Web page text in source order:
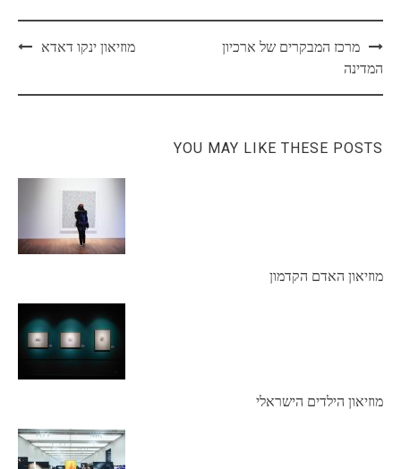
Post
navigation
מרכז המבקרים של ארכיון
המדינה
מוזיאון ינקו דאדא
YOU MAY LIKE THESE POSTS
מוזיאון האדם הקדמון
מוזיאון הילדים הישראלי